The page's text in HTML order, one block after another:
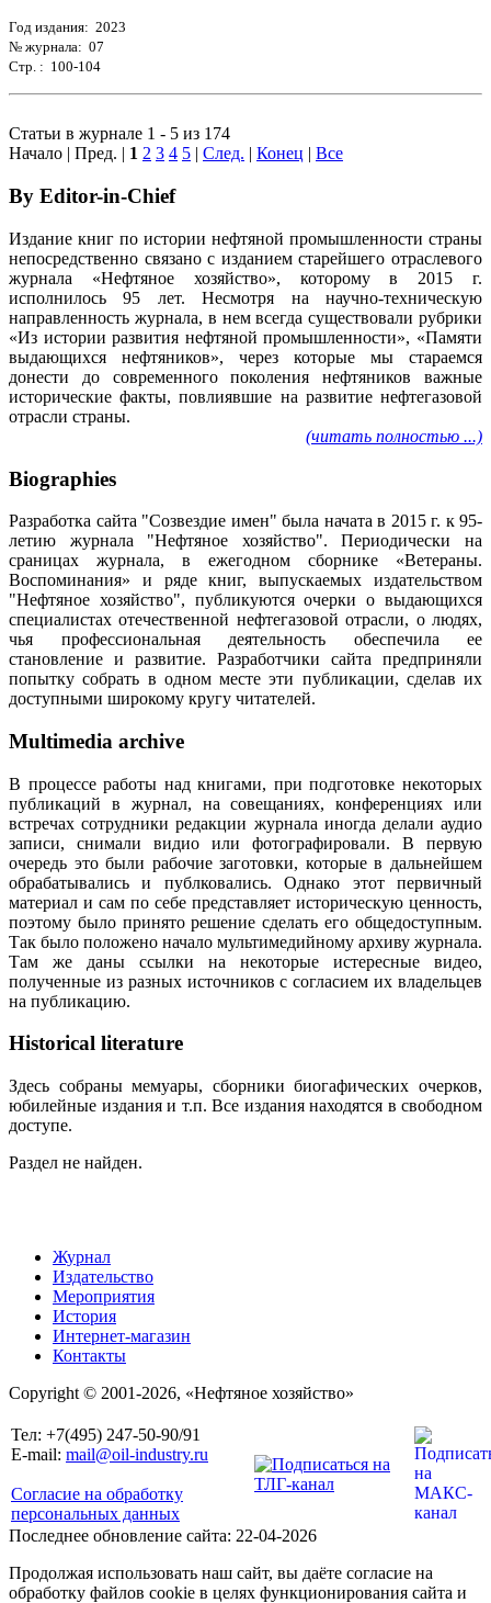
Год издания: 2023
№ журнала: 07
Стр. : 100-104
Статьи в журнале 1 - 5 из 174
Начало | Пред. | 1 2 3 4 5 | След. | Конец | Все
By Editor-in-Chief
Издание книг по истории нефтяной промышленности страны
непосредственно связано с изданием старейшего отраслевого
журнала «Нефтяное хозяйство», которому в 2015 г.
исполнилось 95 лет. Несмотря на научно-техническую
направленность журнала, в нем всегда существовали рубрики
«Из истории развития нефтяной промышленности», «Памяти
выдающихся нефтяников», через которые мы стараемся
донести до современного поколения нефтяников важные
исторические факты, повлиявшие на развитие нефтегазовой
отрасли страны.
(читать полностью ...)
Biographies
Разработка сайта "Созвездие имен" была начата в 2015 г. к 95-
летию журнала "Нефтяное хозяйство". Периодически на
сраницах журнала, в ежегодном сборнике «Ветераны.
Воспоминания» и ряде книг, выпускаемых издательством
"Нефтяное хозяйство", публикуются очерки о выдающихся
специалистах отечественной нефтегазовой отрасли, о людях,
чья профессиональная деятельность обеспечила ее
становление и развитие. Разработчики сайта предприняли
попытку собрать в одном месте эти публикации, сделав их
доступными широкому кругу читателей.
Multimedia archive
В процессе работы над книгами, при подготовке некоторых
публикаций в журнал, на совещаниях, конференциях или
встречах сотрудники редакции журнала иногда делали аудио
записи, снимали видио или фотографировали. В первую
очередь это были рабочие заготовки, которые в дальнейшем
обрабатывались и публковались. Однако этот первичный
материал и сам по себе представляет историческую ценность,
поэтому было принято решение сделать его общедоступным.
Так было положено начало мультимедийному архиву журнала.
Там же даны ссылки на некоторые истересные видео,
полученные из разных источников с согласием их владельцев
на публикацию.
Historical literature
Здесь собраны мемуары, сборники биогафических очерков,
юбилейные издания и т.п. Все издания находятся в свободном
доступе.
Раздел не найден.
Журнал
Издательство
Мероприятия
История
Интернет-магазин
Контакты
Copyright © 2001-2026, «Нефтяное хозяйство»
Тел: +7(495) 247-50-90/91
E-mail: mail@oil-industry.ru
Согласие на обработку
персональных данных
Последнее обновление сайта: 22-04-2026
Продолжая использовать наш сайт, вы даёте согласие на
обработку файлов cookie в целях функционирования сайта и